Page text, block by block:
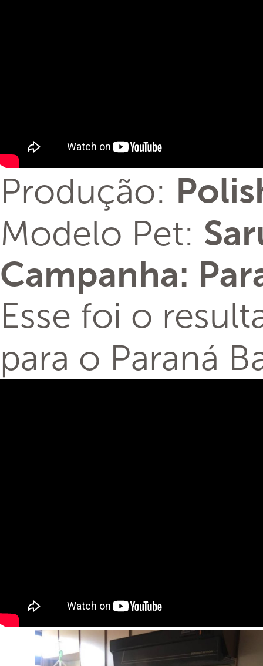
Produção:
Modelo Pet:
Campanha:
Esse foi o
para o Paraná